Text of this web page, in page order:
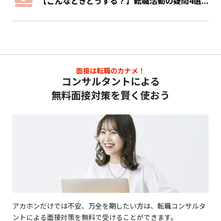
面接は転職のカナメ！
コンサルタントによる
無料面接対策を賢く使おう
アカホンだけでは不安、万全を期したい方は、転職コンサルタ
ントによる面接対策を無料で受けることができます。